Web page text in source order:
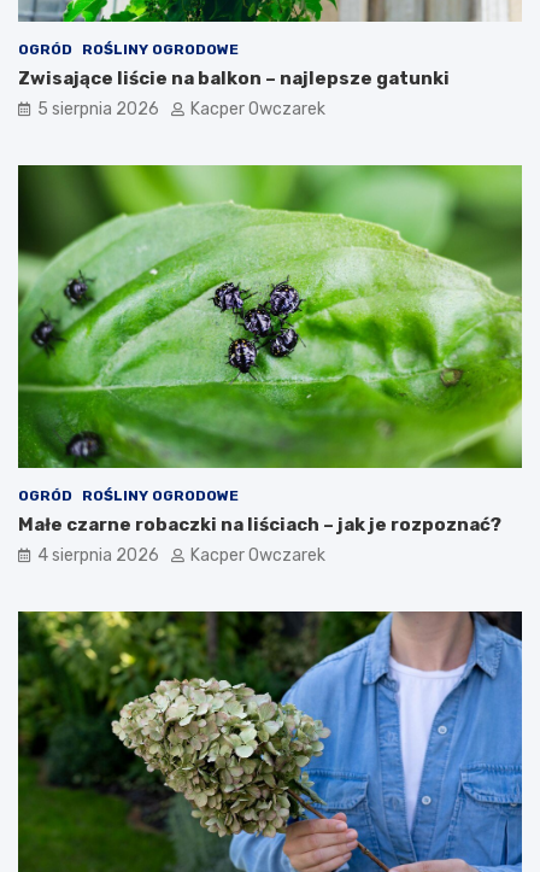
OGRÓD ROŚLINY OGRODOWE
Zwisające liście na balkon – najlepsze gatunki
5 sierpnia 2026 Kacper Owczarek
OGRÓD ROŚLINY OGRODOWE
Małe czarne robaczki na liściach – jak je rozpoznać?
4 sierpnia 2026 Kacper Owczarek